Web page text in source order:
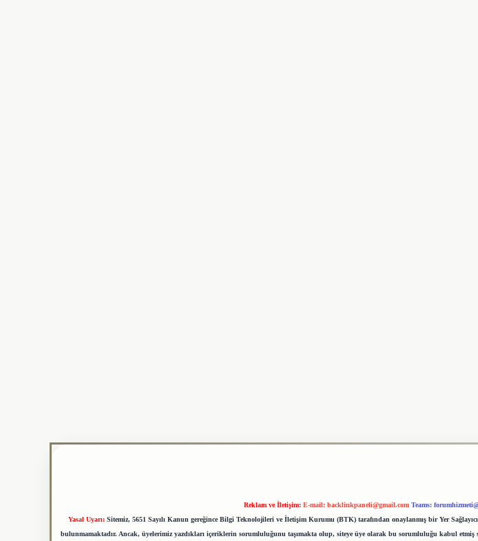
Reklam ve İletişim: E-mail: backlinkpaneli@gmail.com Teams:
Yasal Uyarı: Sitemiz, 5651 Sayılı Kanun gereğince Bilgi Teknolojileri ve İletişim Kurumu (BTK) tarafından onaylanmış bir Yer
bulunmamaktadır. Ancak, üyelerimiz yazdıkları içeriklerin sorumluluğunu taşımakta olup, siteye üye olarak bu sorumluluğu kabul